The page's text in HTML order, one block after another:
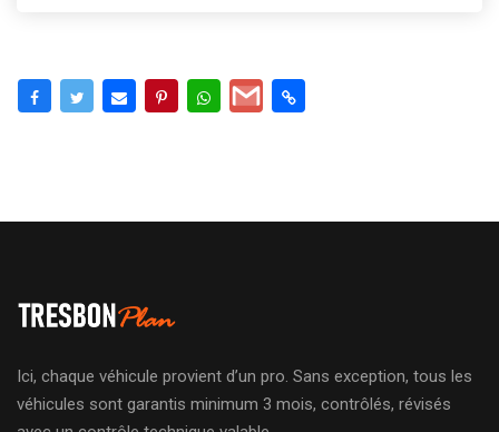
Ici, chaque véhicule provient d’un pro. Sans exception, tous les
véhicules sont garantis minimum 3 mois, contrôlés, révisés